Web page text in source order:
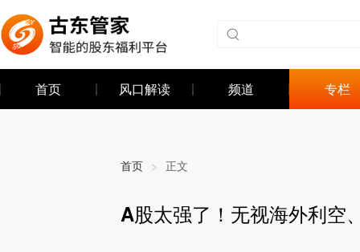
首页 风口解读 频道 专栏
首页 > 正文
A股太强了！无视海外利空